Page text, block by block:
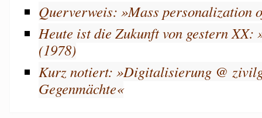
Querverweis: »Mass personalization
Heute ist die Zukunft von gestern XX:
(1978)
Kurz notiert: »Digitalisierung @
Gegenmächte«